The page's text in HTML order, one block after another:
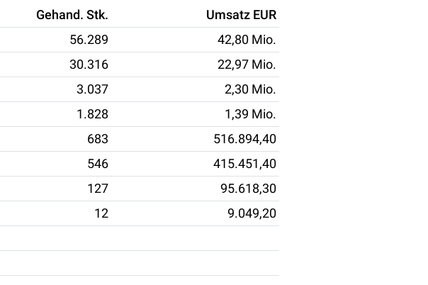
Gehand. Stk.
Umsatz EUR
56.289
42,80 Mio.
30.316
22,97 Mio.
3.037
2,30 Mio.
1.828
1,39 Mio.
683
516.894,40
546
415.451,40
127
95.618,30
12
9.049,20